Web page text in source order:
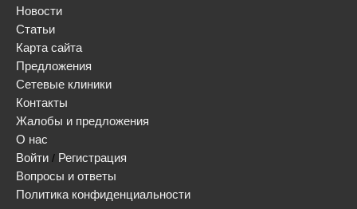
Новости
Статьи
Карта сайта
Предложения
Сетевые клиники
Контакты
Жалобы и предложения
О нас
Войти / Регистрация
Вопросы и ответы
Политика конфиденциальности